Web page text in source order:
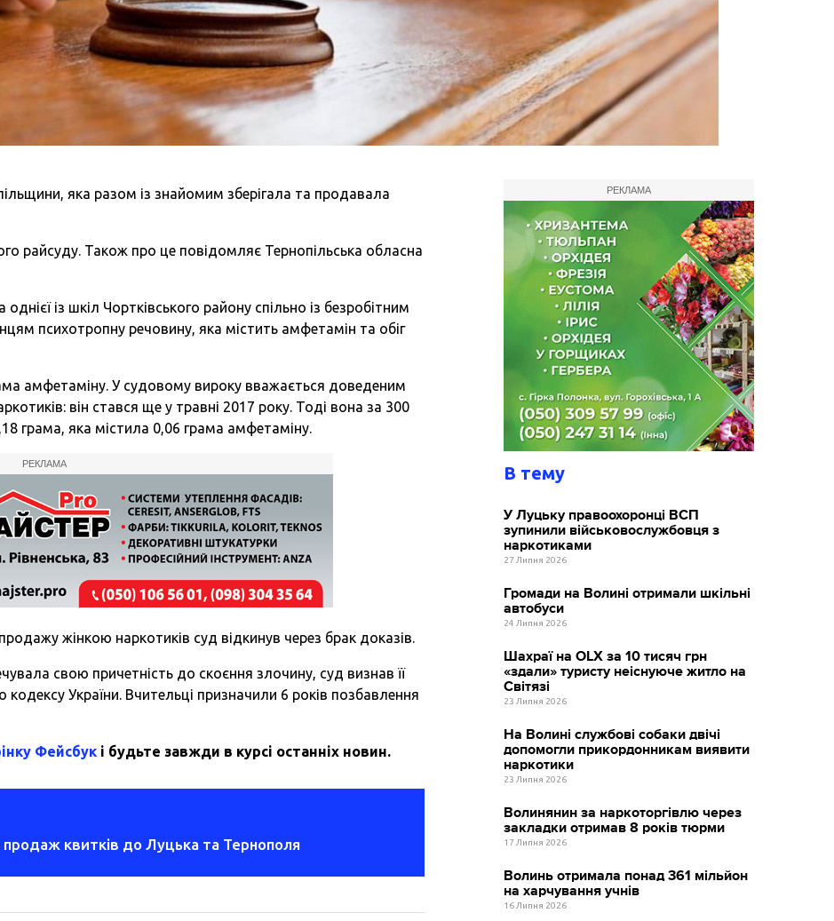
яка разом із знайомим зберігала та продавала
райсуду. Також про це повідомляє Тернопільська обласна
із шкіл Чортківського району спільно із безробітним
психотропну речовину, яка містить амфетамін та обіг
амфетаміну. У судовому вироку вважається доведеним
він стався ще у травні 2017 року. Тоді вона за 300
грама, яка містила 0,06 грама амфетаміну.
РЕКЛАМА
жінкою наркотиків суд відкинув через брак доказів.
свою причетність до скоєння злочину, суд визнав її
кодексу України. Вчительці призначили 6 років позбавлення
Фейсбук і будьте завжди в курсі останніх новин.
продаж квитків до Луцька та Тернополя
РЕКЛАМА
В тему
У Луцьку правоохоронці ВСП
зупинили військовослужбовця з
наркотиками
27 Липня 2026
Громади на Волині отримали шкільні
автобуси
24 Липня 2026
Шахраї на OLX за 10 тисяч грн
«здали» туристу неіснуюче житло на
Світязі
23 Липня 2026
На Волині службові собаки двічі
допомогли прикордонникам виявити
наркотики
23 Липня 2026
Волинянин за наркоторгівлю через
закладки отримав 8 років тюрми
17 Липня 2026
Волинь отримала понад 361 мільйон
на харчування учнів
16 Липня 2026